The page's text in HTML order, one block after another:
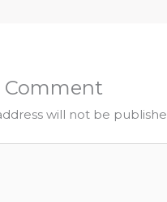
Comment
will not be